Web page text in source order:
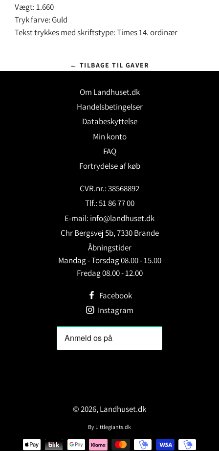
Vægt: 1.660
Tryk farve: Guld
Tekst trykkes med skriftstype: Times 14. ordinær
← TILBAGE TIL GAVER
Om Landhuset.dk
Handelsbetingelser
Databeskyttelse
Min konto
FAQ
Fortrydelse af køb
CVR.nr.: 38568892
Tlf.: 51 86 77 00
E-mail: info@landhuset.dk
Chr Bergsvej 5b, 7330 Brande
Åbningstider
Mandag - Torsdag 08.00 - 15.00
Fredag 08.00 - 12.00
Facebook
Instagram
© 2026,Landhuset.dk
By Littlegiants.dk
Betalingsmetoder